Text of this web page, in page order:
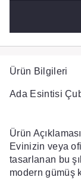
Ürün Bilgileri
Ada Esintisi
Ürün Açıklaması
Evinizin veya
tasarlanan bu
modern gümüş